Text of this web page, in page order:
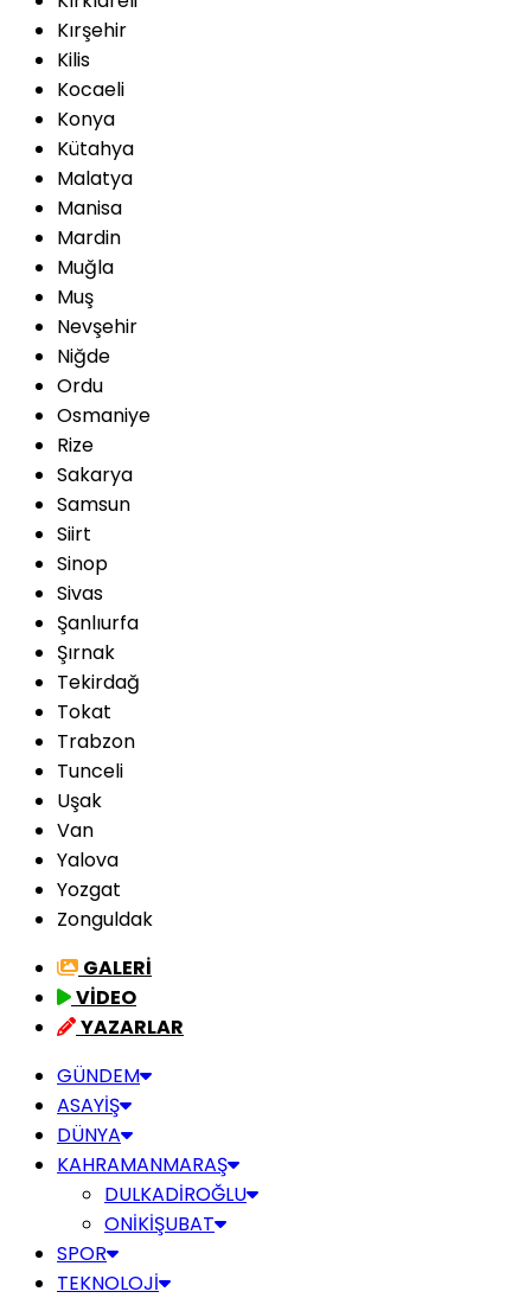
Kırşehir
Kilis
Kocaeli
Konya
Kütahya
Malatya
Manisa
Mardin
Muğla
Muş
Nevşehir
Niğde
Ordu
Osmaniye
Rize
Sakarya
Samsun
Siirt
Sinop
Sivas
Şanlıurfa
Şırnak
Tekirdağ
Tokat
Trabzon
Tunceli
Uşak
Van
Yalova
Yozgat
Zonguldak
GALERİ
VİDEO
YAZARLAR
GÜNDEM
ASAYİŞ
DÜNYA
KAHRAMANMARAŞ
DULKADİROĞLU
ONİKİŞUBAT
SPOR
TEKNOLOJİ